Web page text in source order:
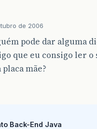
de 2006
pode dar alguma
que eu consigo ler o
mãe?
Back-End Java